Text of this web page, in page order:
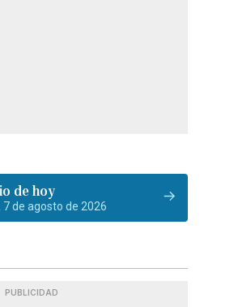
de hoy
7 de agosto de 2026
PUBLICIDAD